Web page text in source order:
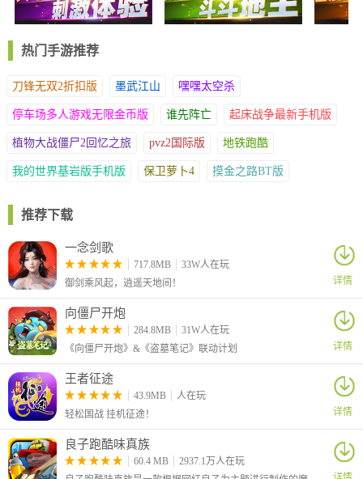
足。
2、本软件由专业设计团队研发，用户通过手机即可便捷完成各项
操作。平台持续提供精选内容推荐，保障服务安全可靠，及时获取
3、功能设计注重实用性，支持免费在线参与流程。汇集多种彩种
提供全面的服务支持，随时呈现详实的数据图表，并配备多项实用
2、打造独特的爱好者交流社区，用户可依据个人需求收藏数据资
度，随时了解结果信息。
3、无需额外搜索彩种资讯，应用首页展示热门动态信息。智能推
荐让您第一时间掌握重要内容，全部预测功能均免费开放，平台运
行稳定可靠，可自由选择心仪的参与方式。
热门手游推荐
刀锋无双2折扣版 墨武江山 嘿嘿太空杀
停车场多人游戏无限金币版 谁先阵亡 起床战争最新手机版
植物大战僵尸2回忆之旅 pvz2国际版 地铁跑酷
我的世界基岩版手机版 保卫萝卜4 摸金之路BT版
推荐下载
一念剑歌
717.8MB
33W人在玩
御剑乘风起，逍遥天地间！
详情
向僵尸开炮
284.8MB
31W人在玩
《向僵尸开炮》&《盗墓笔记》联动计划
详情
王者征途
43.9MB
人在玩
轻松国战 挂机征途！
详情
良子跑酷味真族
60.4 MB
2937.1万人在玩